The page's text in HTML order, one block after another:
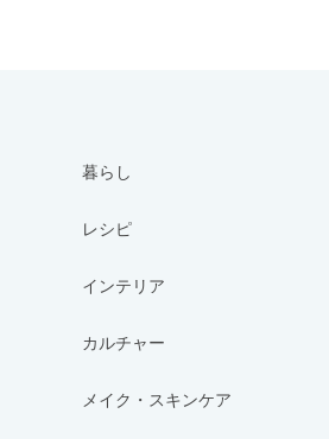
暮らし
レシピ
インテリア
カルチャー
メイク・スキンケア